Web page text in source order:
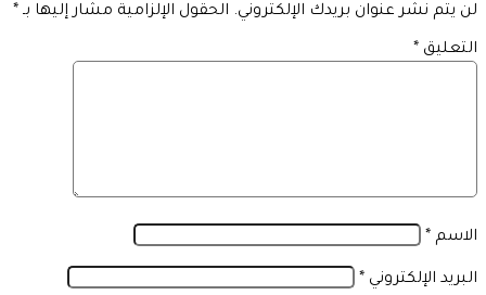
لن يتم نشر عنوان بريدك الإلكتروني. الحقول الإلزامية مشار إليها بـ *
التعليق *
الاسم *
البريد الإلكتروني *